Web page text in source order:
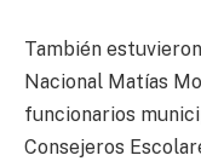
También
Nacional Matías
funcionarios
Consejeros